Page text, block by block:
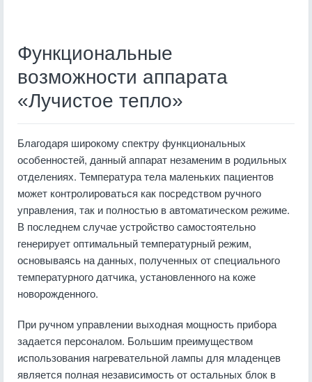
Функциональные
возможности аппарата
«Лучистое тепло»
Благодаря широкому спектру функциональных
особенностей, данный аппарат незаменим в родильных
отделениях. Температура тела маленьких пациентов
может контролироваться как посредством ручного
управления, так и полностью в автоматическом режиме.
В последнем случае устройство самостоятельно
генерирует оптимальный температурный режим,
основываясь на данных, полученных от специального
температурного датчика, установленного на коже
новорожденного.
При ручном управлении выходная мощность прибора
задается персоналом. Большим преимуществом
использования нагревательной лампы для младенцев
является полная независимость от остальных блок в